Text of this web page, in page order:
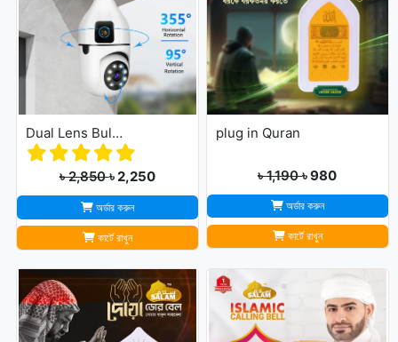
Dual Lens Bulb Holder Camera V380 Pro Apps 1080p full Hd Resulation cctv camera
৳ 2,850৳ 2,250
অর্ডার করুন
কার্টে রাখুন
plug in Quran
৳ 1,190৳ 980
অর্ডার করুন
কার্টে রাখুন